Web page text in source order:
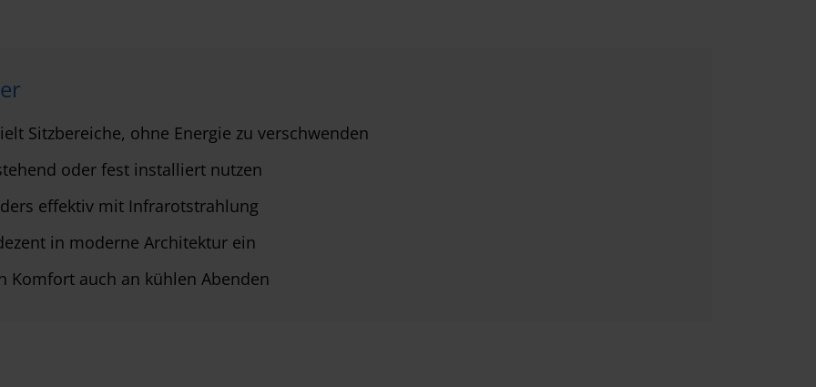
Sitzbereiche, ohne Energie zu verschwenden
oder fest installiert nutzen
effektiv mit Infrarotstrahlung
in moderne Architektur ein
Komfort auch an kühlen Abenden